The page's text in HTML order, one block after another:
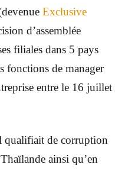
Exclusive
d’assemblée
filiales dans 5 pays
fonctions de manager
entre le 16 juillet
qualifiait de corruption
ainsi qu’en